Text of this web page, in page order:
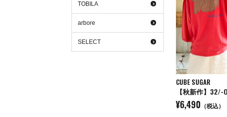
CUBE SUGAR
¥6,490 （税込）
TOBILA
arbore
SELECT